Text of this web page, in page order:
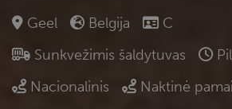
Geel Belgija
C
Sunkvežimis šaldytuvas
Nacionalinis
Naktinė